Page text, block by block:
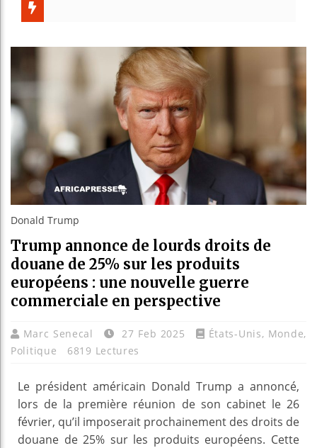
Bénin :
Donald Trump
Trump annonce de lourds droits de
douane de 25% sur les produits
européens : une nouvelle guerre
commerciale en perspective
Marc Senecal 27 Feb 2025 États-Unis, Monde,
Politique
6819 Lectures
Le président américain Donald Trump a annoncé,
lors de la première réunion de son cabinet le 26
février, qu’il imposerait prochainement des droits de
douane de 25% sur les produits européens. Cette